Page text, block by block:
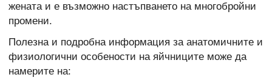
жената и е възможно настъпването на многобройни
промени.
Полезна и подробна информация за анатомичните и
физиологични особености на яйчниците може да
намерите на: